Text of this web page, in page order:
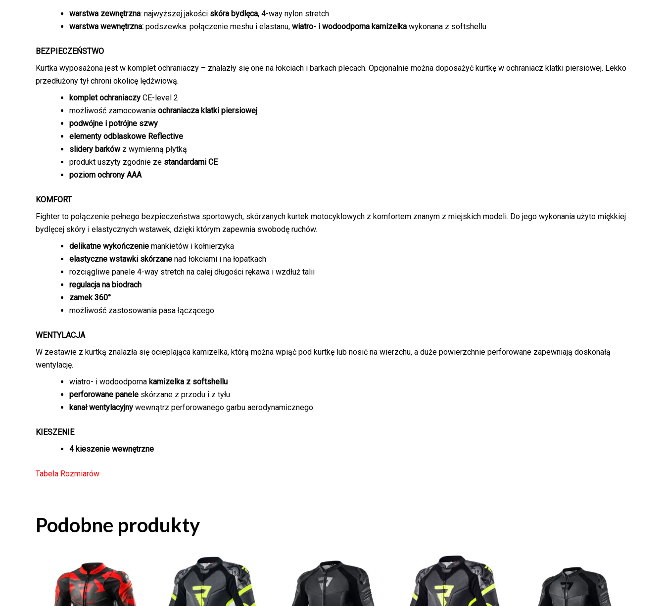
warstwa zewnętrzna: najwyższej jakości skóra bydlęca, 4-way nylon stretch
warstwa wewnętrzna: podszewka: połączenie meshu i elastanu, wiatro- i wodoodporna kamizelka wykonana z softshellu
BEZPIECZEŃSTWO
Kurtka wyposażona jest w komplet ochraniaczy – znalazły się one na łokciach i barkach plecach. Opcjonalnie można doposażyć kurtkę w ochraniacz klatki piersiowej. Lekko
przedłużony tył chroni okolicę lędźwiową.
komplet ochraniaczy CE-level 2
możliwość zamocowania ochraniacza klatki piersiowej
podwójne i potrójne szwy
elementy odblaskowe Reflective
slidery barków z wymienną płytką
produkt uszyty zgodnie ze standardami CE
poziom ochrony AAA
KOMFORT
Fighter to połączenie pełnego bezpieczeństwa sportowych, skórzanych kurtek motocyklowych z komfortem znanym z miejskich modeli. Do jego wykonania użyto miękkiej
bydlęcej skóry i elastycznych wstawek, dzięki którym zapewnia swobodę ruchów.
delikatne wykończenie mankietów i kołnierzyka
elastyczne wstawki skórzane nad łokciami i na łopatkach
rozciągliwe panele 4-way stretch na całej długości rękawa i wzdłuż talii
regulacja na biodrach
zamek 360°
możliwość zastosowania pasa łączącego
WENTYLACJA
W zestawie z kurtką znalazła się ocieplająca kamizelka, którą można wpiąć pod kurtkę lub nosić na wierzchu, a duże powierzchnie perforowane zapewniają doskonałą
wentylację.
wiatro- i wodoodporna kamizelka z softshellu
perforowane panele skórzane z przodu i z tyłu
kanał wentylacyjny wewnątrz perforowanego garbu aerodynamicznego
KIESZENIE
4 kieszenie wewnętrzne
Tabela Rozmiarów
Podobne produkty